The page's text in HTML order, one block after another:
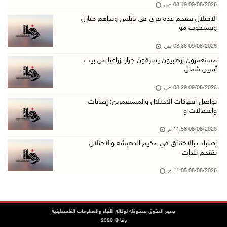
إصابة 6 مواطنين خلال هجوم لمستعمرين إرهابيين ...
الاحتلال يقتحم قرية المغير شمال شرق رام الله
08/آب/2026 09:32 م
مستعمرون يهاجمون مسجدا في بلدة إذنا غرب الخلي ...
08/آب/2026 08:27 م
إصابات بالاختناق خلال مواجهات مع الاحتلال في ...
الاحتلال ينصب حواجز طيارة في محيط مخيم طولكرم ...
09/08/2026 08:49 ص
الاحتلال يقتحم عدة قرى في نابلس ويداهم منازل
ويستجوب مو
09/08/2026 08:36 ص
مستعمرون إرهابيون يسرقون جرارا زراعيا من بيت
أمرين شمال
09/08/2026 08:29 ص
تواصل انتهاكات الاحتلال والمستعمرين: إصابات
واعتقالات و
08/08/2026 11:56 م
إصابات بالاختناق في مخيم الدهيشة والاحتلال
يقتحم بلدات
08/08/2026 11:05 م
جميع الحقوق محفوظة لوكالة الأنباء والمعلومات الفلسطينية
وفا © 2020